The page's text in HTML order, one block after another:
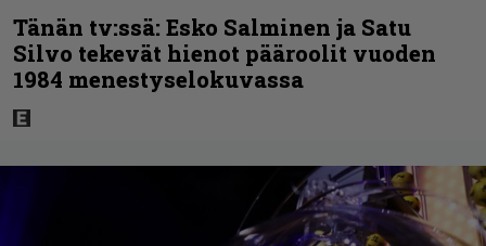
Tänän tv:ssä: Esko Salminen ja Satu
Silvo tekevät hienot pääroolit vuoden
1984 menestyselokuvassa